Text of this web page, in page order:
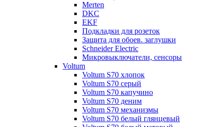
Merten
DKC
EKF
Подкладки для розеток
Защита для обоев. заглушки
Schneider Electric
Микровыключатели, сенсоры
Voltum
Voltum S70 хлопок
Voltum S70 серый
Voltum S70 капучино
Voltum S70 деним
Voltum S70 механизмы
Voltum S70 белый глянцевый